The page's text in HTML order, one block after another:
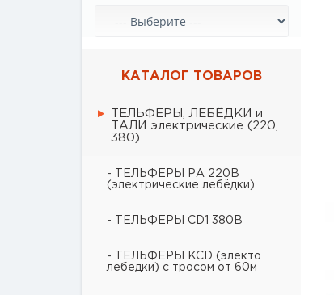
КАТАЛОГ ТОВАРОВ
ТЕЛЬФЕРЫ, ЛЕБЁДКИ и
ТАЛИ электрические (220,
380)
- ТЕЛЬФЕРЫ РА 220В
(электрические лебёдки)
- ТЕЛЬФЕРЫ CD1 380В
- ТЕЛЬФЕРЫ KCD (электо
лебедки) с тросом от 60м